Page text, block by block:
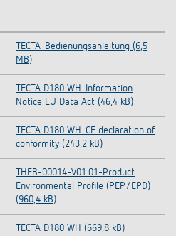
TECTA-Bedienungsanleitung (6,5
MB)
TECTA D180 WH-Information
Notice EU Data Act (46,4 kB)
TECTA D180 WH-CE declaration of
conformity (243,2 kB)
THEB-00014-V01.01-Product
Environmental Profile (PEP/EPD)
(960,4 kB)
TECTA D180 WH (669,8 kB)